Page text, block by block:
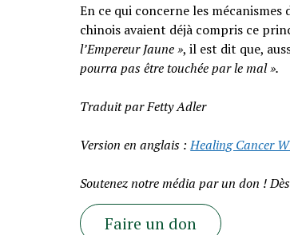
En ce qui concerne les
chinois avaient déjà compris ce
l’Empereur Jaune », il est dit que,
pourra pas être touchée par le mal ».
Traduit par Fetty Adler
Version en anglais :Healing Cancer
Soutenez notre média par un don !
Faire un don